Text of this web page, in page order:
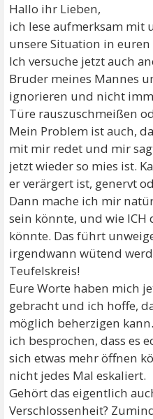
Hallo ihr Lieben,
ich lese aufmerksam mit
unsere Situation in
Ich versuche jetzt auch
Bruder meines Mannes
ignorieren und nicht
Türe rauszuschmeißen
Mein Problem ist auch,
mit mir redet und mir
jetzt wieder so mies ist.
er verärgert ist, genervt
Dann mache ich mir
sein könnte, und wie ICH
könnte. Das führt
irgendwann wütend
Teufelskreis!
Eure Worte haben mich
gebracht und ich hoffe,
möglich beherzigen
ich besprochen, dass es
sich etwas mehr öffnen
nicht jedes Mal eskaliert.
Gehört das eigentlich
Verschlossenheit?